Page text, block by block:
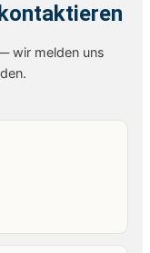
wir melden uns